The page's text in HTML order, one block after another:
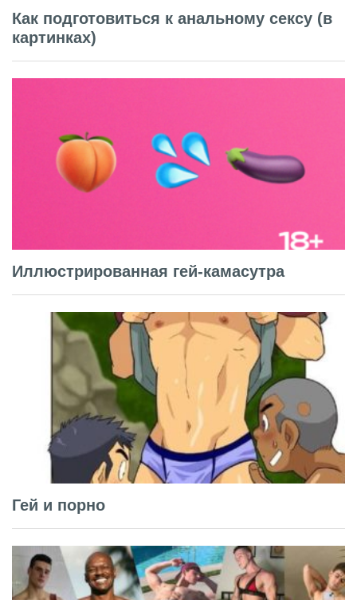
Как подготовиться к анальному сексу (в
картинках)
Иллюстрированная гей-камасутра
Гей и порно